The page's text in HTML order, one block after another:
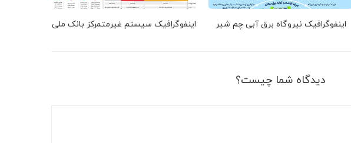
اینفوگرافیک سیستم غیرمتمرکز بانک ملی اینفوگرافیک نیروگاه برق آبی چم شیر
دیدگاه شما چیست؟